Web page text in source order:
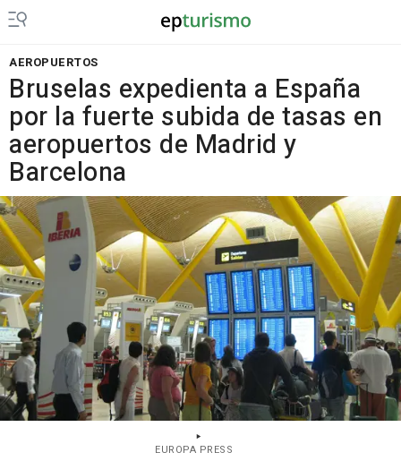
AEROPUERTOS
Bruselas expedienta a España
por la fuerte subida de tasas en
aeropuertos de Madrid y
Barcelona
EUROPA PRESS